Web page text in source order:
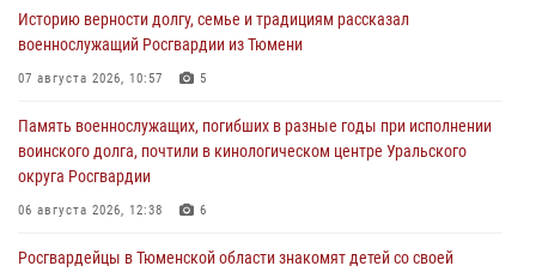
Историю верности долгу, семье и традициям рассказал
военнослужащий Росгвардии из Тюмени
07 августа 2026, 10:57 5
Память военнослужащих, погибших в разные годы при исполнении
воинского долга, почтили в кинологическом центре Уральского
округа Росгвардии
06 августа 2026, 12:38 6
Росгвардейцы в Тюменской области знакомят детей со своей